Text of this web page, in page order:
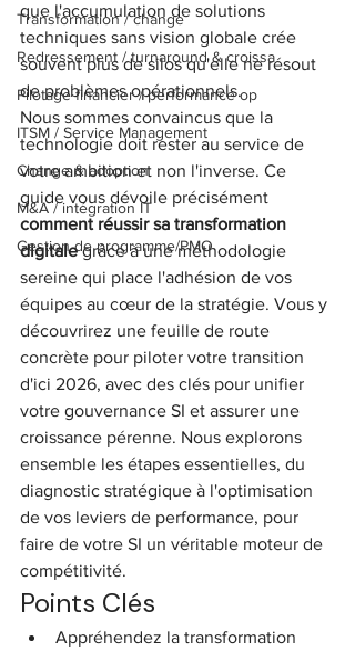
Transformation / change
Redressement / turnaround & croissa
Pilotage financier / performance op
ITSM / Service Management
Change & adoption
M&A / intégration IT
Gestion de programme/PMO
que l'accumulation de solutions
techniques sans vision globale crée
souvent plus de silos qu'elle ne résout
de problèmes opérationnels.
Nous sommes convaincus que la
technologie doit rester au service de
votre ambition et non l'inverse. Ce
guide vous dévoile précisément
comment réussir sa transformation
digitale grâce à une méthodologie
sereine qui place l'adhésion de vos
équipes au cœur de la stratégie. Vous y
découvrirez une feuille de route
concrète pour piloter votre transition
d'ici 2026, avec des clés pour unifier
votre gouvernance SI et assurer une
croissance pérenne. Nous explorons
ensemble les étapes essentielles, du
diagnostic stratégique à l'optimisation
de vos leviers de performance, pour
faire de votre SI un véritable moteur de
compétitivité.
Points Clés
Appréhendez la transformation